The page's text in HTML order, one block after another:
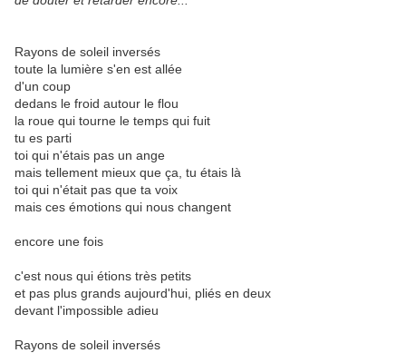
Rayons de soleil inversés
toute la lumière s'en est allée
d'un coup
dedans le froid autour le flou
la roue qui tourne le temps qui fuit
tu es parti
toi qui n'étais pas un ange
mais tellement mieux que ça, tu étais là
toi qui n'était pas que ta voix
mais ces émotions qui nous changent
encore une fois
c'est nous qui étions très petits
et pas plus grands aujourd'hui, pliés en deux
devant l'impossible adieu
Rayons de soleil inversés